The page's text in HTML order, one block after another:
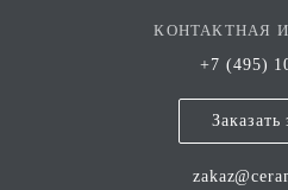
КОНТАКТНАЯ
+7 (495)
Заказать